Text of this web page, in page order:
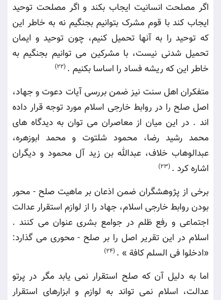
اگر مصلحت انسانیت ایجاب بکند و اگر مصلحت توحید
ایجاب کند با قوم مشرک بتوانیم بجنگیم نه به خاطر این
که توحید را به آنها تحمیل کنیم، چون توحید و ایمان
تحمیل شدنی نیست، با مشرکین می توانیم بجنگیم به
خاطر این که ریشه فساد را اساسا بکنیم .
(22)
متفکران اهل سنت نیز ضمن بررسی آیات دعوت و جهاد،
اصل صلح را در روابط خارجی اسلام مورد توجه قرار داده
اند . در این میان از معاصران می توان به دیدگاه های
محمد رشید رضا، محمود شلتوت و محمد ابوزهره،
عبدالوهاب خلاف، عبدالله بن زید آل محمود و دیگران
اشاره کرد .
(23)
برخی از پژوهشگران ضمن اذعان بر ماهیت صلح - محور
بودن روابط خارجی اسلام، جهاد را از لوازم استقرار عدالت
اجتماعی و رفع ظلم در جوامع بشری عنوان می کنند .
اسلام در این تقریر اصل را بر صلح - محوری می گذارد:
«ادخلوا فی السلم کافة » .
(24)
اما به دلیل آن که صلح استقرار نمی یابد مگر در پرتو
عدالت، اسلام نمی تواند به لوازم و ابزارهای استقرار